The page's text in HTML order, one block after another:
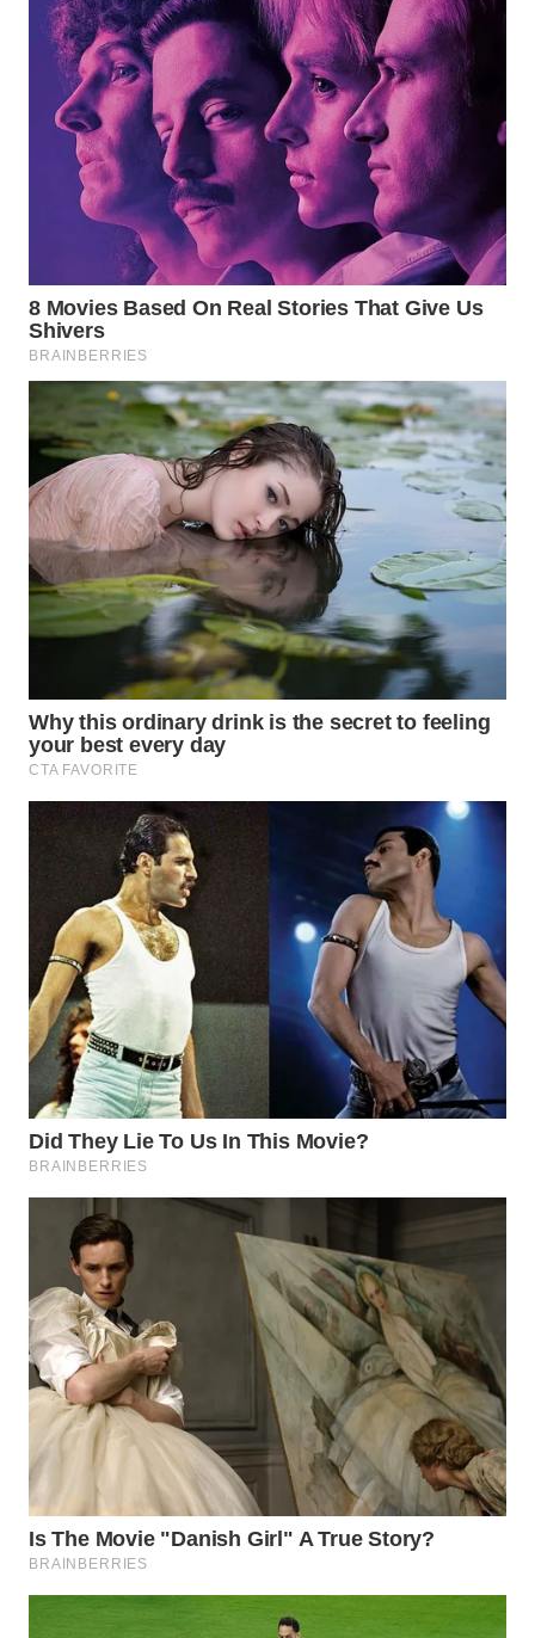
BEKASI
WN
BOGOR
WN
DEPOK
UTARA
WN
SAMOSIR
WN
PADANG
LAWAS
SUMEDANG
WN
KEPULAUAN
WN
TANGERANG
WN
BINJAI
WN
CIREBON
WN
INDRAMAYU
WN
KUNINGAN
WN
MAJALENGKA
WN
SUBANG
WN
PURWAKARTA